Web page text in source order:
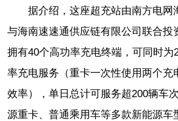
据介绍，这座超充站由南方电网
与海南速速通供应链有限公司联合投
拥有40个高功率充电终端，可同时为
率充电服务（重卡一次性使用两个充
效率），单日总计可服务超200辆车
源重卡、普通乘用车等多款新能源车